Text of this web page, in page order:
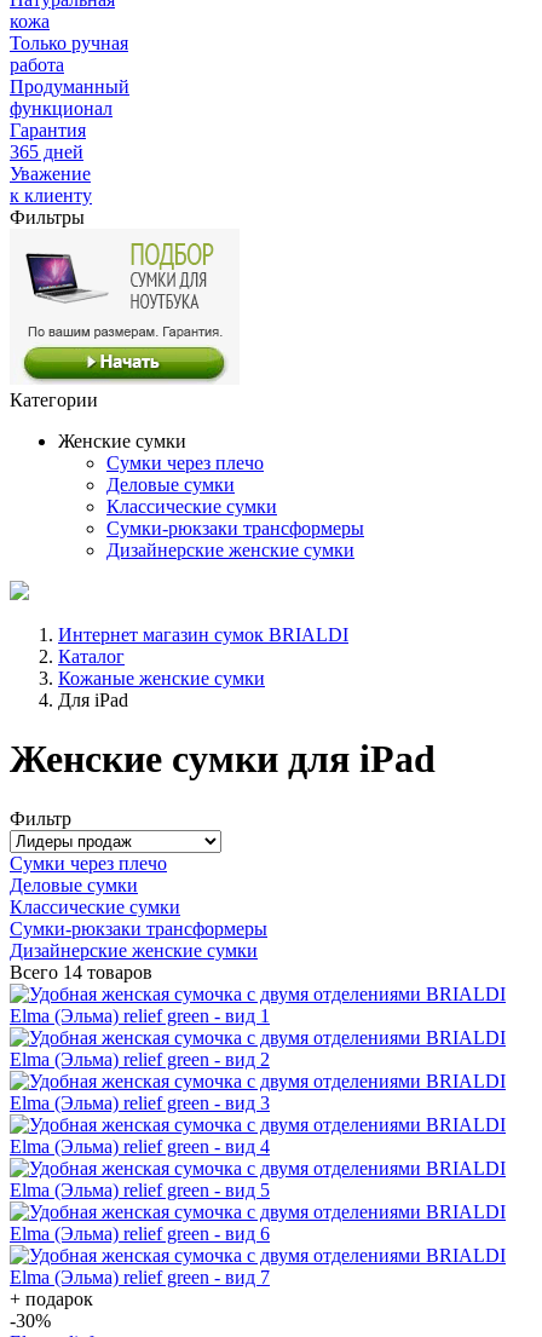
кожа
Только ручная
работа
Продуманный
функционал
Гарантия
365 дней
Уважение
к клиенту
Фильтры
Категории
Женские сумки
Сумки через плечо
Деловые сумки
Классические сумки
Сумки-рюкзаки трансформеры
Дизайнерские женские сумки
Интернет магазин сумок BRIALDI
Каталог
Кожаные женские сумки
Для iPad
Женские сумки для iPad
Фильтр
Сумки через плечо
Деловые сумки
Классические сумки
Сумки-рюкзаки трансформеры
Дизайнерские женские сумки
Всего 14 товаров
+ подарок
-30%